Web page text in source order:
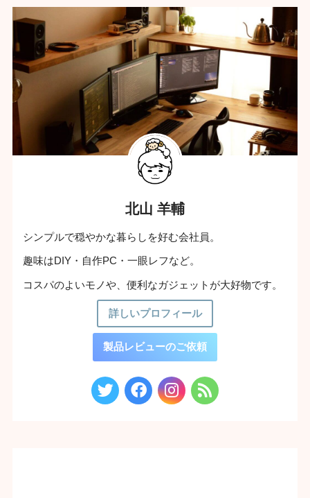
北山 羊輔
シンプルで穏やかな暮らしを好む会社員。
趣味はDIY・自作PC・一眼レフなど。
コスパのよいモノや、便利なガジェットが大好物です。
詳しいプロフィール
製品レビューのご依頼